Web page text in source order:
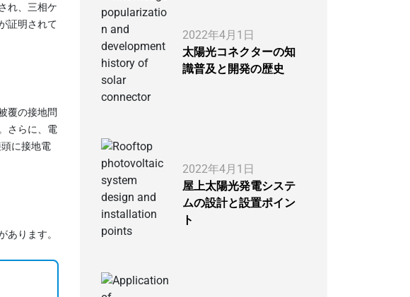
れ、三相ケ
証明されて
覆の接地問
さらに、電
に接地電
ります。
2022年4月1日
太陽光コネクターの知
識普及と開発の歴史
2022年4月1日
屋上太陽光発電システ
ムの設計と設置ポイン
ト